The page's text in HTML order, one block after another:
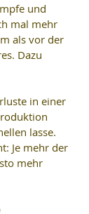
und
mal mehr
als vor der
Dazu
in einer
lasse.
Je mehr der
mehr